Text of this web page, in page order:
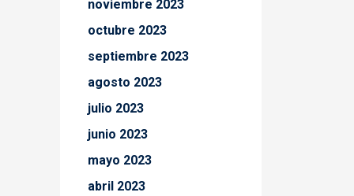
noviembre 2023
octubre 2023
septiembre 2023
agosto 2023
julio 2023
junio 2023
mayo 2023
abril 2023